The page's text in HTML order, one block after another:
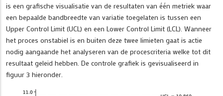
is een grafische visualisatie van de resultaten van één metriek waar
een bepaalde bandbreedte van variatie toegelaten is tussen een
Upper Control Limit (UCL) en een Lower Control Limit (LCL). Wanneer
het proces onstabiel is en buiten deze twee limieten gaat is actie
nodig aangaande het analyseren van de procescriteria welke tot dit
resultaat geleid hebben. De controle grafiek is gevisualiseerd in
figuur 3 hieronder.